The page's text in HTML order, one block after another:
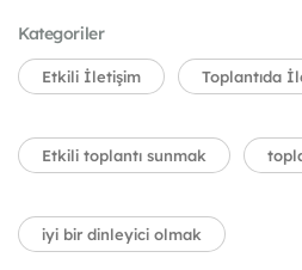
Kategoriler
Etkili İletişim Toplantıda
Etkili toplantı sunmak
iyi bir dinleyici olmak